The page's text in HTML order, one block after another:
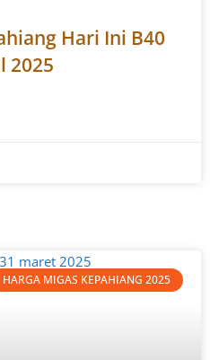
Hari Ini B40
2025
HARGA MIGAS KEPAHIANG 2025